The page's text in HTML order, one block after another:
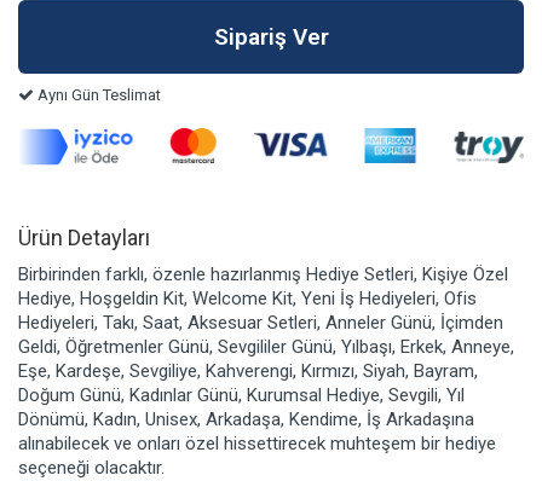
Aynı Gün Teslimat
Ürün Detayları
Birbirinden farklı, özenle hazırlanmış Hediye Setleri, Kişiye Özel
Hediye, Hoşgeldin Kit, Welcome Kit, Yeni İş Hediyeleri, Ofis
Hediyeleri, Takı, Saat, Aksesuar Setleri, Anneler Günü, İçimden
Geldi, Öğretmenler Günü, Sevgililer Günü, Yılbaşı, Erkek, Anneye,
Eşe, Kardeşe, Sevgiliye, Kahverengi, Kırmızı, Siyah, Bayram,
Doğum Günü, Kadınlar Günü, Kurumsal Hediye, Sevgili, Yıl
Dönümü, Kadın, Unisex, Arkadaşa, Kendime, İş Arkadaşına
alınabilecek ve onları özel hissettirecek muhteşem bir hediye
seçeneği olacaktır.